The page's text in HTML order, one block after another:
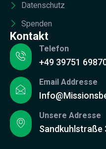
Datenschutz
Spenden
Kontakt
Telefon
+49 39751
Email Addresse
Unsere Adresse
Sandkuhlstraße